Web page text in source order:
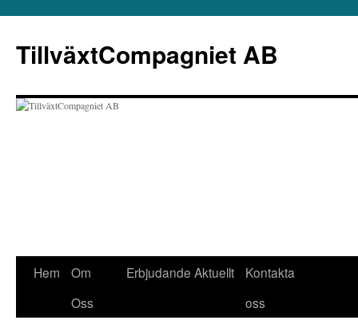
innehåll
TillväxtCompagniet AB
Hem
Om
Oss
Erbjudande Aktuellt
Kontakta
oss